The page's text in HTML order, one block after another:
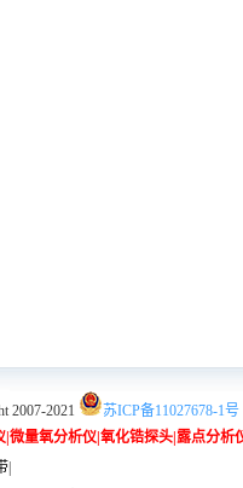
2007-2021
苏ICP备11027678-1号
微量氧分析仪 氧化锆探头 露点分析